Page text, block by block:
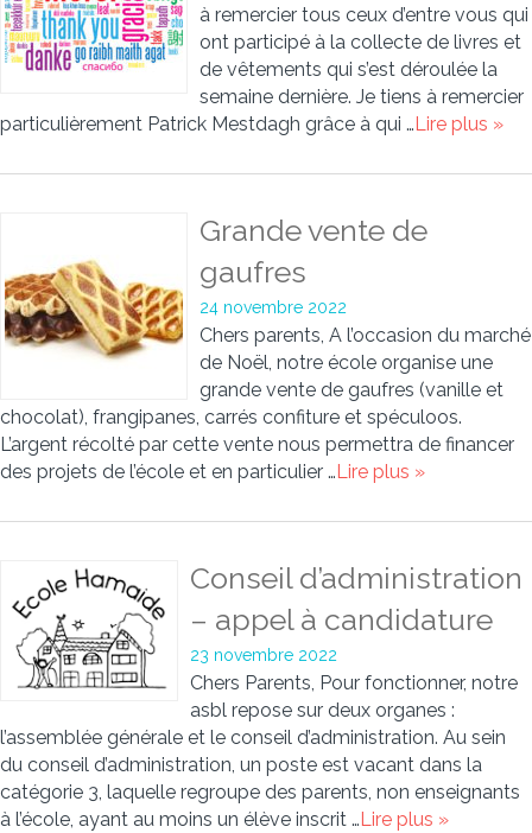
à remercier tous ceux d’entre vous qui
ont participé à la collecte de livres et
de vêtements qui s’est déroulée la
semaine dernière. Je tiens à remercier
particulièrement Patrick Mestdagh grâce à qui …Lire plus »
Grande vente de
gaufres
24 novembre 2022
Chers parents, A l’occasion du marché
de Noël, notre école organise une
grande vente de gaufres (vanille et
chocolat), frangipanes, carrés confiture et spéculoos.
L’argent récolté par cette vente nous permettra de financer
des projets de l’école et en particulier …Lire plus »
Conseil d’administration
– appel à candidature
23 novembre 2022
Chers Parents, Pour fonctionner, notre
asbl repose sur deux organes :
l’assemblée générale et le conseil d’administration. Au sein
du conseil d’administration, un poste est vacant dans la
catégorie 3, laquelle regroupe des parents, non enseignants
à l’école, ayant au moins un élève inscrit …Lire plus »